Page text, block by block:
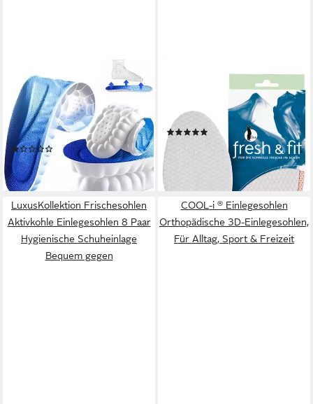
orthopädische Schuheinlagen
Komfort Sport Einlegesohlen
Schuhe Sohlen Fußmassage
atmungsaktiv
(1)
36,95 €
lieferbar - in 5-6 Werktagen bei dir
Frischesohlen Comfort
Concept Fresh & Fit - die
Frischesohle mit Orangenduft
(1)
8,95 €
lieferbar - in 2-3 Werktagen bei dir
LuxusKollektion Frischesohlen
Aktivkohle Einlegesohlen 8 Paar
Hygienische Schuheinlage
Bequem gegen
COOL-i ® Einlegesohlen
Orthopädische 3D-Einlegesohlen,
Für Alltag, Sport & Freizeit